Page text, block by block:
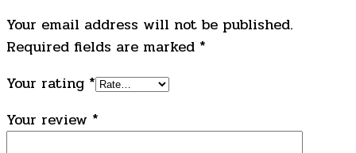
Your email address will not be published.
Required fields are marked *
Your rating *
Your review *